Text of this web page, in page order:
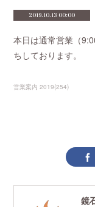
2019.10.13 00:00
本日は通常営業（
ちしております。
営業案内 2019(254)